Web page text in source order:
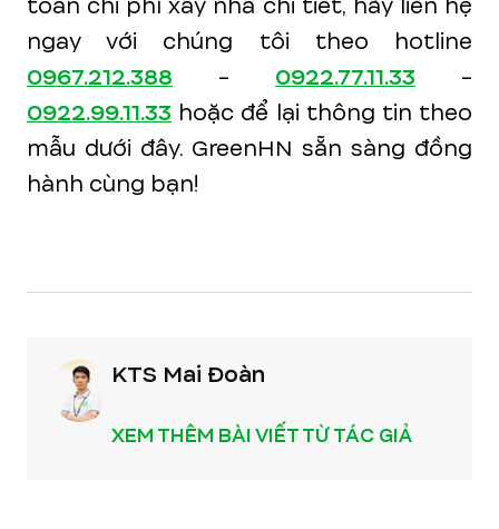
ngay với chúng tôi theo hotline
0967.212.388
- 0922.77.11.33
-
0922.99.11.33 hoặc để lại thông tin theo
mẫu dưới đây. GreenHN sẵn sàng đồng
hành cùng bạn!
KTS Mai Đoàn
XEM THÊM BÀI VIẾT TỪ TÁC GIẢ